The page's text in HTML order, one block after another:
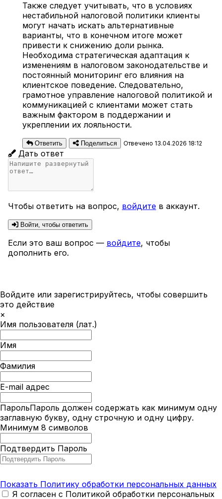
Также следует учитывать, что в условиях
нестабильной налоговой политики клиенты
могут начать искать альтернативные
варианты, что в конечном итоге может
привести к снижению доли рынка.
Необходима стратегическая адаптация к
изменениям в налоговом законодательстве и
постоянный мониторинг его влияния на
клиентское поведение. Следовательно,
грамотное управление налоговой политикой и
коммуникацией с клиентами может стать
важным фактором в поддержании и
укреплении их лояльности.
Ответить Поделиться Отвечено 13.04.2026 18:12
Дать ответ
Чтобы ответить на вопрос, войдите в аккаунт.
Войти, чтобы ответить
Если это ваш вопрос — войдите, чтобы
дополнить его.
Войдите или зарегистрируйтесь, чтобы совершить
это действие
×
Имя пользователя (лат.)
Имя
Фамилия
E-mail адрес
ПарольПароль должен содержать как минимум одну
заглавную букву, одну строчную и одну цифру.
Минимум 8 символов
Подтвердить Пароль
Показать Политику обработки персональных данных
Я согласен с Политикой обработки персональных